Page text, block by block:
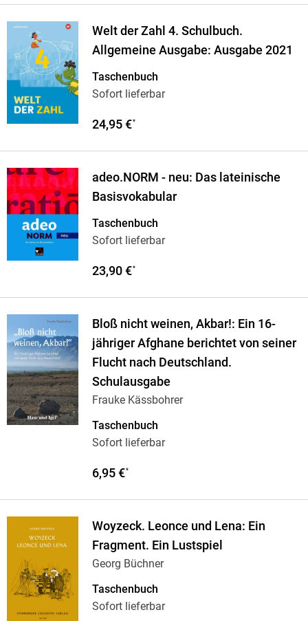
Welt der Zahl 4. Schulbuch.
Allgemeine Ausgabe: Ausgabe 2021
Taschenbuch
Sofort lieferbar
24,95 €*
adeo.NORM - neu: Das lateinische
Basisvokabular
Taschenbuch
Sofort lieferbar
23,90 €*
Bloß nicht weinen, Akbar!: Ein 16-
jähriger Afghane berichtet von seiner
Flucht nach Deutschland.
Schulausgabe
Frauke Kässbohrer
Taschenbuch
Sofort lieferbar
6,95 €*
Woyzeck. Leonce und Lena: Ein
Fragment. Ein Lustspiel
Georg Büchner
Taschenbuch
Sofort lieferbar